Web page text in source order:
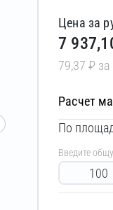
Цена за
7
79,37 ₽ за
Расчет
По
Введите